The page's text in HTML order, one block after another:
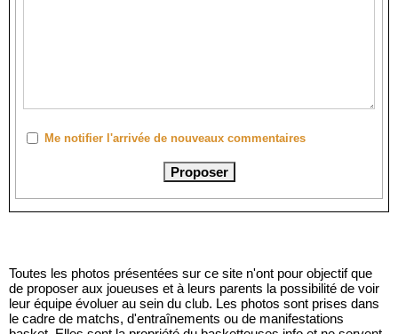
Me notifier l'arrivée de nouveaux commentaires
Toutes les photos présentées sur ce site n'ont pour objectif que
de proposer aux joueuses et à leurs parents la possibilité de voir
leur équipe évoluer au sein du club. Les photos sont prises dans
le cadre de matchs, d'entraînements ou de manifestations